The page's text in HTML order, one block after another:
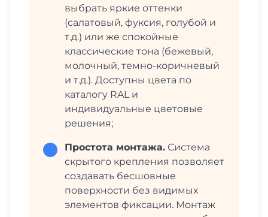
выбрать яркие оттенки
(салатовый, фуксия, голубой и
т.д.) или же спокойные
классические тона (бежевый,
молочный, темно-коричневый
и т.д.). Доступны цвета по
каталогу RAL и
индивидуальные цветовые
решения;
Простота монтажа. Система
скрытого крепления позволяет
создавать бесшовные
поверхности без видимых
элементов фиксации. Монтаж